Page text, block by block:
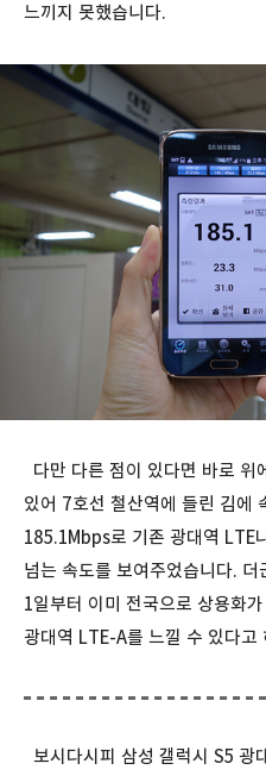
느끼지 못했습니다.
다만 다른 점이 있다면 바로 위
있어 7호선 철산역에 들린 김에
185.1Mbps로 기존 광대역 LTE
넘는 속도를 보여주었습니다.
1일부터 이미 전국으로 상용화
광대역 LTE-A를 느낄 수 있다고
보시다시피 삼성 갤럭시 S5 광